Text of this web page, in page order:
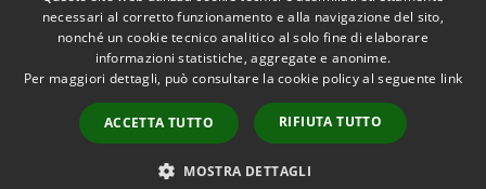
Accessibilità
Copyright © 2026 • Comune di
Torrevecchia Pia • Powered by
Municipium•
Accesso
redazione
necessari al corretto funzionamento e alla navigazione del sito,
nonché un cookie tecnico analitico al solo fine di elaborare
informazioni statistiche, aggregate e anonime.
Per maggiori dettagli, può consultare la cookie policy al seguente link
ACCETTA TUTTO RIFIUTA TUTTO
MOSTRA DETTAGLI